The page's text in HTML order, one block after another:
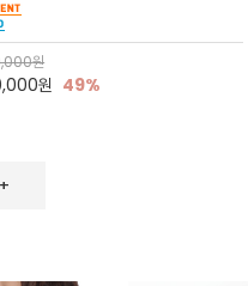
는 핏과 경쾌한 기장감이 자연스럽게 체형
버/빈티지한 레터링 프린트가 은근한 포인
가 되어 데님이나 린넨 팬츠와 감
원
원 49%